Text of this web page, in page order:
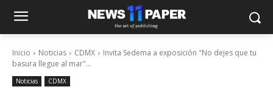
Inicio Noticias CDMX
Invita Sedema a exposición "No dejes que tu
basura llegue al mar"...
Noticias CDMX